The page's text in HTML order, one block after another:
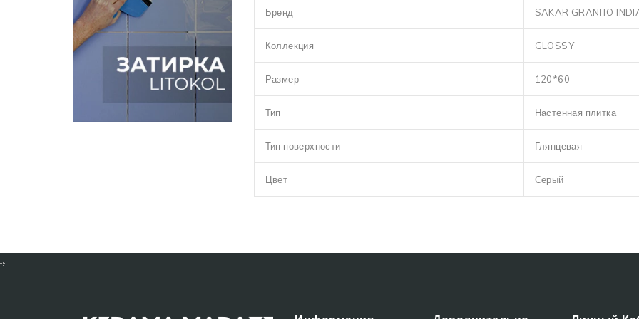
Бренд SAKAR GRANITO
Коллекция GLOSSY
Размер 120*60
Тип Настенная плитка
Тип поверхности Глянцевая
Цвет Серый